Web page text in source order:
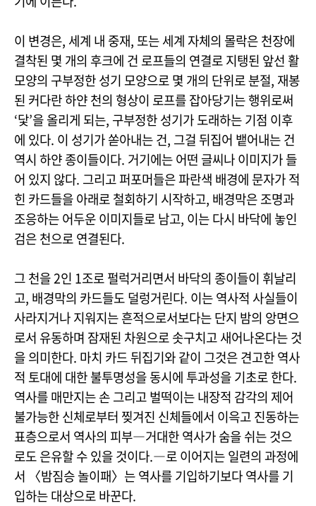
이 변경은, 세계 내 중재, 또는 세계 자체의 몰락은 천장에
결착된 몇 개의 후크에 건 로프들의 연결로 지탱된 앞선 활
모양의 구부정한 성기 모양으로 몇 개의 단위로 분절, 재봉
된 커다란 하얀 천의 형상이 로프를 잡아당기는 행위로써
‘닻’을 올리게 되는, 구부정한 성기가 도래하는 기점 이후
에 있다. 이 성기가 쏟아내는 건, 그걸 뒤집어 뱉어내는 건
역시 하얀 종이들이다. 거기에는 어떤 글씨나 이미지가 들
어 있지 않다. 그리고 퍼포머들은 파란색 배경에 문자가 적
힌 카드들을 아래로 철회하기 시작하고, 배경막은 조명과
조응하는 어두운 이미지들로 남고, 이는 다시 바닥에 놓인
검은 천으로 연결된다.
그 천을 2인 1조로 펄럭거리면서 바닥의 종이들이 휘날리
고, 배경막의 카드들도 덜렁거린다. 이는 역사적 사실들이
사라지거나 지워지는 흔적으로서보다는 단지 밤의 앙면으
로서 유동하며 잠재된 차원으로 솟구치고 새어나온다는 것
을 의미한다. 마치 카드 뒤집기와 같이 그것은 견고한 역사
적 토대에 대한 불투명성을 동시에 투과성을 기초로 한다.
역사를 매만지는 손 그리고 벌떡이는 내장적 감각의 제어
불가능한 신체로부터 찢겨진 신체들에서 이윽고 진동하는
표층으로서 역사의 피부―거대한 역사가 숨을 쉬는 것으
로도 은유할 수 있을 것이다.―로 이어지는 일련의 과정에
서 〈밤짐승 놀이패〉는 역사를 기입하기보다 역사를 기
입하는 대상으로 바꾼다.